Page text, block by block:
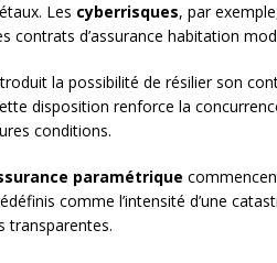
Les cyberrisques, par
contrats d’assurance habitation
la possibilité de résilier son
disposition renforce la
conditions.
paramétrique
comme l’intensité d’une
transparentes.